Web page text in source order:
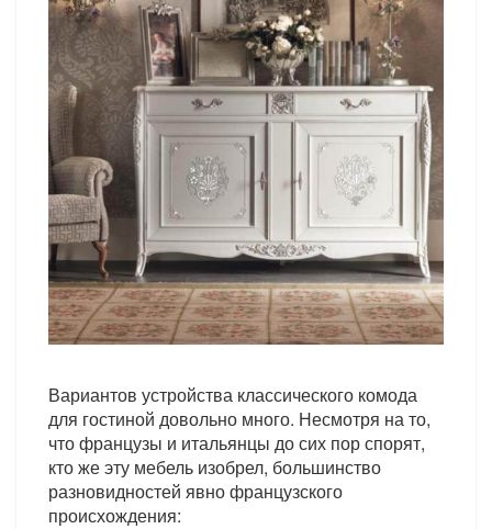
Вариантов устройства классического комода
для гостиной довольно много. Несмотря на то,
что французы и итальянцы до сих пор спорят,
кто же эту мебель изобрел, большинство
разновидностей явно французского
происхождения: